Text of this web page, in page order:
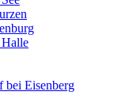
bei Eisenberg